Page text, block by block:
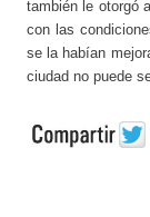
también le otorgó
con las
se la habían
ciudad no puede